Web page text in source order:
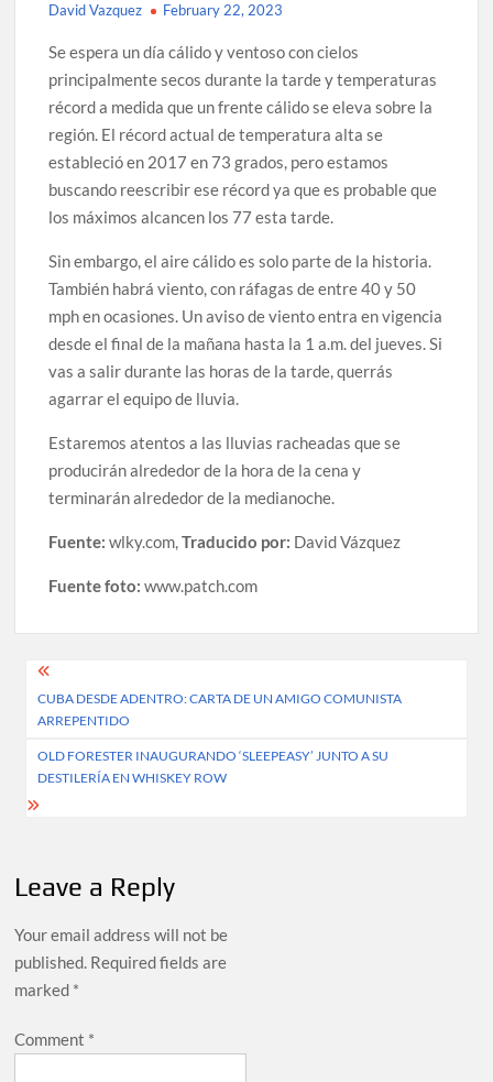
David Vazquez February 22, 2023
Se espera un día cálido y ventoso con cielos
principalmente secos durante la tarde y temperaturas
récord a medida que un frente cálido se eleva sobre la
región. El récord actual de temperatura alta se
estableció en 2017 en 73 grados, pero estamos
buscando reescribir ese récord ya que es probable que
los máximos alcancen los 77 esta tarde.
Sin embargo, el aire cálido es solo parte de la historia.
También habrá viento, con ráfagas de entre 40 y 50
mph en ocasiones. Un aviso de viento entra en vigencia
desde el final de la mañana hasta la 1 a.m. del jueves. Si
vas a salir durante las horas de la tarde, querrás
agarrar el equipo de lluvia.
Estaremos atentos a las lluvias racheadas que se
producirán alrededor de la hora de la cena y
terminarán alrededor de la medianoche.
Fuente:wlky.com,Traducido por: David Vázquez
Fuente foto: www.patch.com
Post
navigation
CUBA DESDE ADENTRO: CARTA DE UN AMIGO COMUNISTA
ARREPENTIDO
OLD FORESTER INAUGURANDO ‘SLEEPEASY’ JUNTO A SU
DESTILERÍA EN WHISKEY ROW
Leave a Reply
Your email address will not be
published. Required fields are
marked *
Comment *